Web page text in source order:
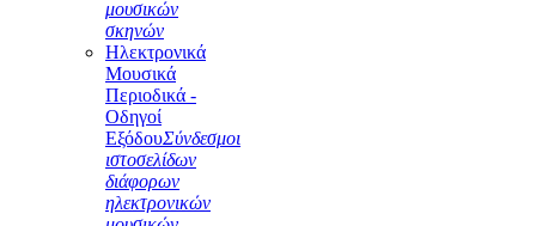
μουσικών
σκηνών
Ηλεκτρονικά
Μουσικά
Περιοδικά -
Οδηγοί
ΕξόδουΣύνδεσμοι
ιστοσελίδων
διάφορων
ηλεκτρονικών